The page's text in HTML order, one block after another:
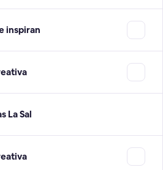
inspiran
La Sal